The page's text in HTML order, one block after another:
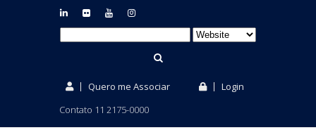
Quero me Associar
Login
Contato 11 2175-0000